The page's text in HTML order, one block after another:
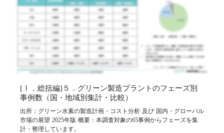
[Ⅰ．総括編]５．グリーン製造プラントのフェーズ別
事例数（国・地域別集計・比較）
出所：グリーン水素の製造計画・コスト分析 及び 国内・グローバル
市場の展望 2025年版 概要：本調査対象の65事例からフェーズを集
計・整理しています。